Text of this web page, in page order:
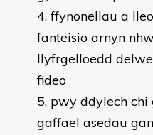
ffynonellau a
fanteisio arnyn
llyfrgelloedd
fideo
pwy ddylech
gaffael asedau